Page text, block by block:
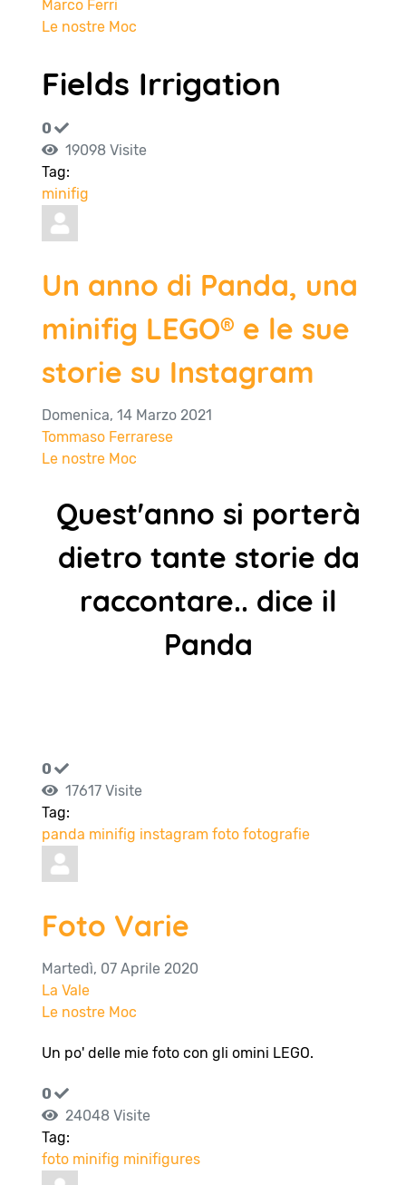
Marco Ferri
Le nostre Moc
Fields Irrigation
0
19098 Visite
Tag:
minifig
Un anno di Panda, una
minifig LEGO® e le sue
storie su Instagram
Domenica, 14 Marzo 2021
Tommaso Ferrarese
Le nostre Moc
Quest'anno si porterà
dietro tante storie da
raccontare.. dice il
Panda
0
17617 Visite
Tag:
panda minifig instagram foto fotografie
Foto Varie
Martedì, 07 Aprile 2020
La Vale
Le nostre Moc
Un po' delle mie foto con gli omini LEGO.
0
24048 Visite
Tag:
foto minifig minifigures